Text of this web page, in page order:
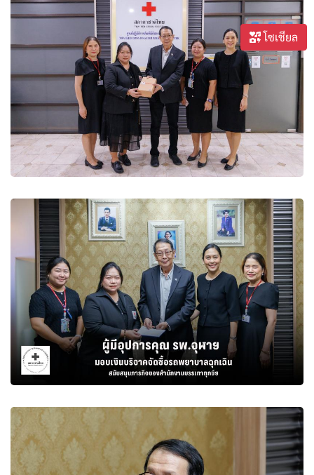
โซเชียล